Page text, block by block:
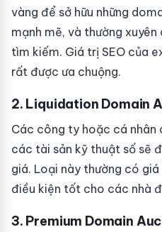
vàng để sở hữu những
mạnh mẽ, và thường
tìm kiếm. Giá trị SEO của
rất được ưa chuộng.
2. Liquidation Domain
Các công ty hoặc cá nhân
các tài sản kỹ thuật số sẽ
giá. Loại này thường có
điều kiện tốt cho các nhà
3. Premium Domain